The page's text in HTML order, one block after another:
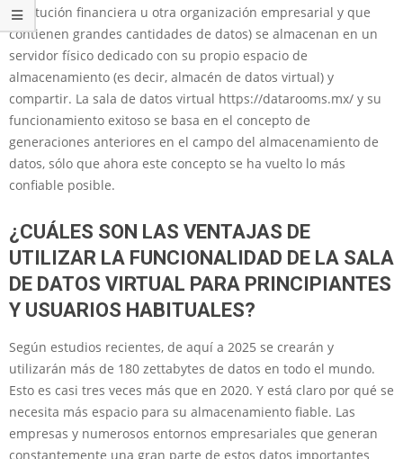
institución financiera u otra organización empresarial y que
contienen grandes cantidades de datos) se almacenan en un
servidor físico dedicado con su propio espacio de
almacenamiento (es decir, almacén de datos virtual) y
compartir. La sala de datos virtual https://datarooms.mx/ y su
funcionamiento exitoso se basa en el concepto de
generaciones anteriores en el campo del almacenamiento de
datos, sólo que ahora este concepto se ha vuelto lo más
confiable posible.
¿CUÁLES SON LAS VENTAJAS DE
UTILIZAR LA FUNCIONALIDAD DE LA SALA
DE DATOS VIRTUAL PARA PRINCIPIANTES
Y USUARIOS HABITUALES?
Según estudios recientes, de aquí a 2025 se crearán y
utilizarán más de 180 zettabytes de datos en todo el mundo.
Esto es casi tres veces más que en 2020. Y está claro por qué se
necesita más espacio para su almacenamiento fiable. Las
empresas y numerosos entornos empresariales que generan
constantemente una gran parte de estos datos importantes